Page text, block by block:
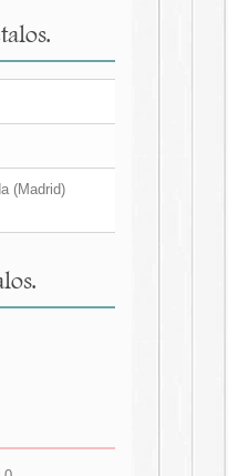
(Madrid)